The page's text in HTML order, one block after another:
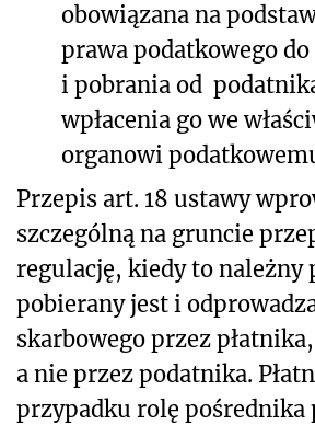
obowiązana na
prawa podatkowego
i pobrania od
wpłacenia go we
organowi
Przepis art. 18 ustawy
szczególną na gruncie
regulację, kiedy to należny
pobierany jest i
skarbowego przez płatnika,
a nie przez podatnika.
przypadku rolę pośrednika